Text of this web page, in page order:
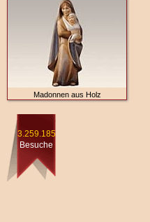
Madonnen aus Holz
3.259.185
Besuche